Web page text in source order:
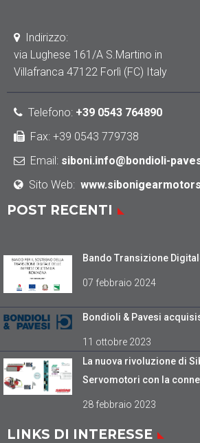
Indirizzo:
via Lughese 161/A S.Martino in
Villafranca 47122 Forlì (FC) Italy
Telefono: +39 0543 764890
Fax: +39 0543 779738
Email: siboni.info@bondioli-
Sito Web:
POST RECENTI
Bando Transizione
07 febbraio 2024
Bondioli & Pavesi
11 ottobre 2023
La nuova rivoluzione di
Servomotori con la
28 febbraio 2023
LINKS DI INTERESSE